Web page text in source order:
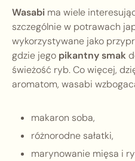
Wasabi ma wiele
szczególnie w potrawach
wykorzystywane jako
gdzie jego pikantny smak
świeżość ryb. Co więcej,
aromatom, wasabi
makaron soba,
różnorodne sałatki,
marynowanie mięsa i